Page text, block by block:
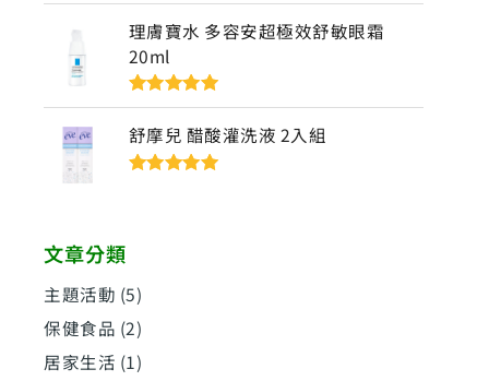
5
理膚寶水 多容安超極效舒敏眼霜
20ml
評分5滿分
5
舒摩兒 醋酸灌洗液 2入組
文章分類
主題活動 (5)
保健食品 (2)
居家生活 (1)